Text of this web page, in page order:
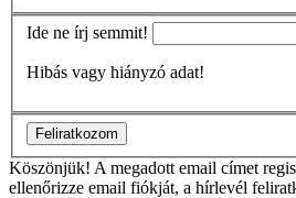
Ide ne írj semmit!
Hibás vagy hiányzó adat!
Feliratkozom
Köszönjük! A megadott email címet
ellenőrizze email fiókját, a hírlevél